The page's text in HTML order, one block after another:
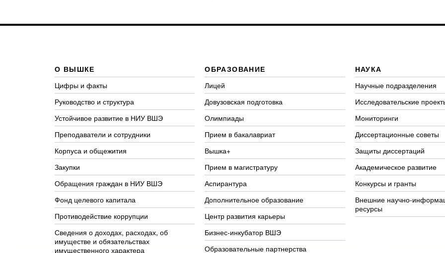
О ВЫШКЕ
Цифры и факты
Руководство и структура
Устойчивое развитие в НИУ ВШЭ
Преподаватели и сотрудники
Корпуса и общежития
Закупки
Обращения граждан в НИУ ВШЭ
Фонд целевого капитала
Противодействие коррупции
Сведения о доходах, расходах, об
имуществе и обязательствах
имущественного характера
ОБРАЗОВАНИЕ
Лицей
Довузовская подготовка
Олимпиады
Прием в бакалавриат
Вышка+
Прием в магистратуру
Аспирантура
Дополнительное образование
Центр развития карьеры
Бизнес-инкубатор ВШЭ
Образовательные партнерства
НАУКА
Научные подразделения
Исследовательские
Мониторинги
Диссертационные советы
Защиты диссертаций
Академическое развитие
Конкурсы и гранты
Внешние научно-
ресурсы